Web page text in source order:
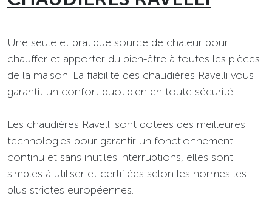
Une seule et pratique source de chaleur pour
chauffer et apporter du bien-être à toutes les pièces
de la maison. La fiabilité des chaudières Ravelli vous
garantit un confort quotidien en toute sécurité.
Les chaudières Ravelli sont dotées des meilleures
technologies pour garantir un fonctionnement
continu et sans inutiles interruptions, elles sont
simples à utiliser et certifiées selon les normes les
plus strictes européennes.